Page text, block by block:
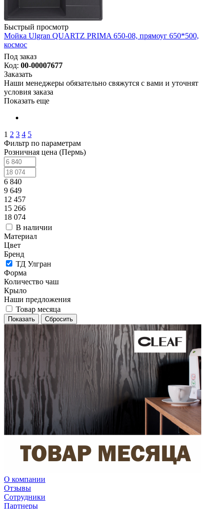
Быстрый просмотр
Мойка Ulgran QUARTZ PRIMA 650-08, прямоуг 650*500,
космос
Под заказ
Код: 00-00007677
Заказать
Наши менеджеры обязательно свяжутся с вами и уточнят
условия заказа
Показать еще
1 2 3 4 5
Фильтр по параметрам
Розничная цена (Пермь)
6 840
9 649
12 457
15 266
18 074
В наличии
Материал
Цвет
Бренд
ТД Улгран
Форма
Количество чаш
Крыло
Наши предложения
Товар месяца
Сбросить
О компании
Отзывы
Сотрудники
Партнеры